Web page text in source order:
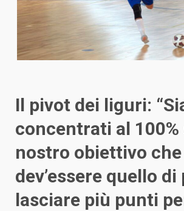
Il pivot dei liguri:
concentrati al 100%
nostro obiettivo che
dev’essere quello di
lasciare più punti